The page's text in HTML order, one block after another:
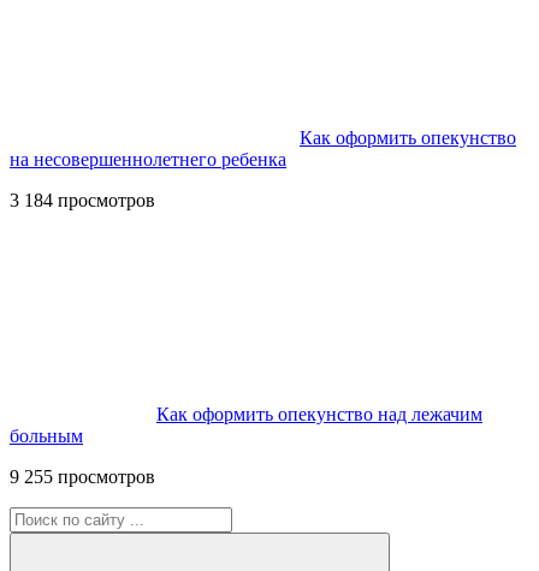
Как оформить опекунство
на несовершеннолетнего ребенка
3 184 просмотров
Как оформить опекунство над лежачим
больным
9 255 просмотров